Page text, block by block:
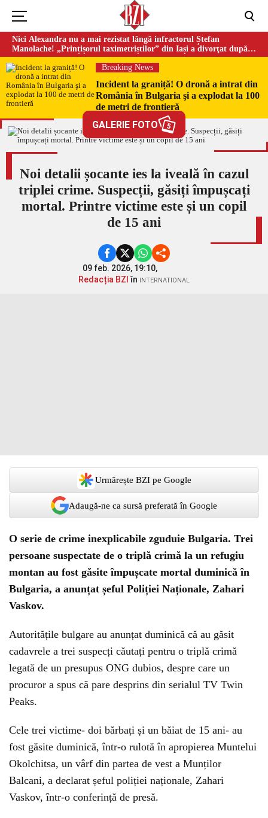
Nici Alexandra nu a mai rezistat lângă infractorul Ștefan
Manolache! „Prințișorul taximetriștilor” din Iași a divorţat după
doi ani de căsnicie
Breaking News
Incident la graniță! O dronă a intrat din
România în Bulgaria şi a explodat la 100
de metri de frontieră
GALERIE FOTO 5
Noi detalii șocante ies la iveală în cazul
triplei crime. Suspecții, găsiți împușcați
mortal. Printre victime este și un copil
de 15 ani
09 feb. 2026, 19:10,
Redacția BZI în INTERNATIONAL
Urmărește BZI pe Google
Adaugă-ne ca sursă preferată în Google
O serie de crime inexplicabile zguduie Bulgaria. Trei
persoane suspectate de o triplă crimă la un refugiu
montan au fost găsite împușcate mortal duminică în
Bulgaria, a anunțat șeful Poliției Naționale, Zahari
Vaskov.
Autoritățile bulgare au anunțat duminică că au găsit
cadavrele a trei suspecți căutați pentru o triplă crimă
legată de un presupus ONG dubios, despre care un
procuror a spus că pare desprins din serialul TV Twin
Peaks.
Cele trei victime- doi bărbați și un băiat de 15 ani- au
fost găsite duminică, într-o rulotă în apropierea Muntelui
Okolchitsa, un vârf din partea de vest a Munților
Balcani, a declarat șeful poliției naționale, Zahari
Vaskov, într-o conferință de presă.